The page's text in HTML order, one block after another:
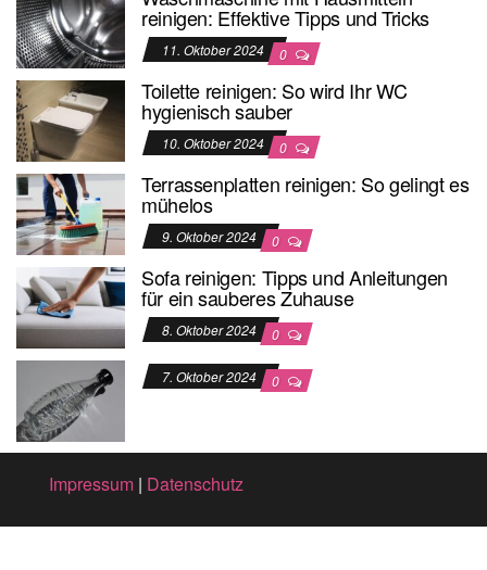
reinigen: Effektive Tipps und Tricks
11. Oktober 2024 0
Toilette reinigen: So wird Ihr WC
hygienisch sauber
10. Oktober 2024 0
Terrassenplatten reinigen: So gelingt es
mühelos
9. Oktober 2024 0
Sofa reinigen: Tipps und Anleitungen
für ein sauberes Zuhause
8. Oktober 2024 0
7. Oktober 2024 0
Impressum | Datenschutz